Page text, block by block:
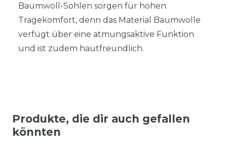
Baumwoll-Sohlen sorgen für hohen
Tragekomfort, denn das Material Baumwolle
verfügt über eine atmungsaktive Funktion
und ist zudem hautfreundlich.
Produkte, die dir auch gefallen
könnten